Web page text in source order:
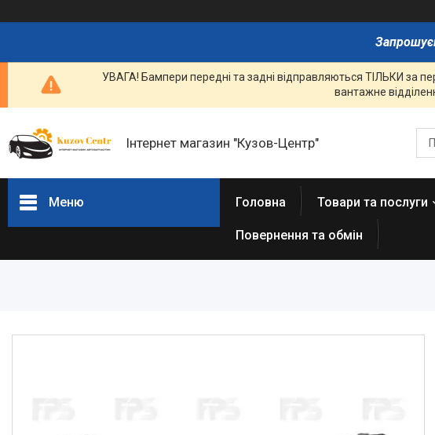
УВАГА! Бампери передні та задні відправляються ТІЛЬКИ за
вантажне
Інтернет магазин "Кузов-Центр"
Меню Головна Товари та послуги
Повернення та обмін